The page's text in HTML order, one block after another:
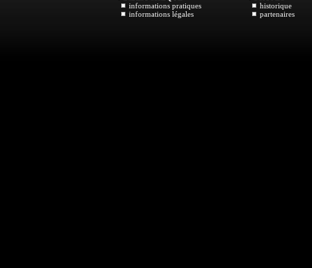
informations pratiques
informations légales
historique
partenaires